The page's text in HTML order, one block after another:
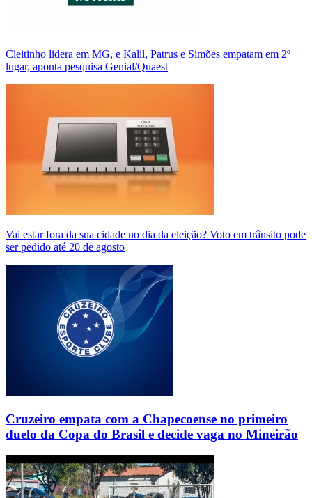
Cleitinho lidera em MG, e Kalil, Patrus e Simões empatam em 2º
lugar, aponta pesquisa Genial/Quaest
Vai estar fora da sua cidade no dia da eleição? Voto em trânsito pode
ser pedido até 20 de agosto
Cruzeiro empata com a Chapecoense no primeiro
duelo da Copa do Brasil e decide vaga no Mineirão